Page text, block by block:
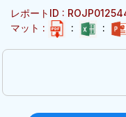
レポートID :
マット :
: :